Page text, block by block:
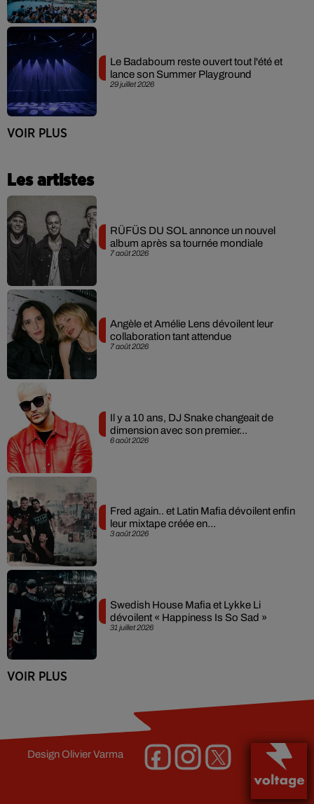
29 juillet 2026
Le Badaboum reste ouvert tout l'été et
lance son Summer Playground
VOIR PLUS
Les artistes
7 août 2026
RÜFÜS DU SOL annonce un nouvel
album après sa tournée mondiale
7 août 2026
Angèle et Amélie Lens dévoilent leur
collaboration tant attendue
6 août 2026
Il y a 10 ans, DJ Snake changeait de
dimension avec son premier...
3 août 2026
Fred again.. et Latin Mafia dévoilent enfin
leur mixtape créée en...
31 juillet 2026
Swedish House Mafia et Lykke Li
dévoilent « Happiness Is So Sad »
VOIR PLUS
DesignOlivier Varma